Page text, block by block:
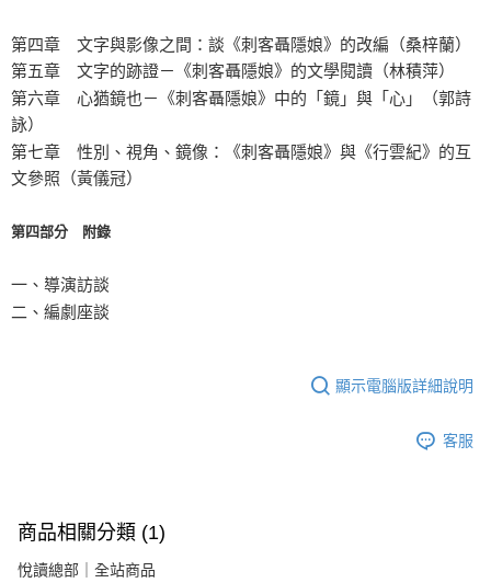
第四章 文字與影像之間：談《刺客聶隱娘》的改編（桑梓蘭）
第五章 文字的跡證－《刺客聶隱娘》的文學閱讀（林積萍）
第六章 心猶鏡也－《刺客聶隱娘》中的「鏡」與「心」（郭詩
詠）
第七章 性別、視角、鏡像：《刺客聶隱娘》與《行雲紀》的互
文參照（黃儀冠）
第四部分 附錄
一、導演訪談
二、編劇座談
顯示電腦版詳細說明
客服
商品相關分類 (1)
悅讀總部｜全站商品